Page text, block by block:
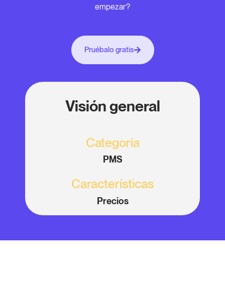
empezar?
Pruébalo gratis
Visión general
Categoría
PMS
Características
Precios